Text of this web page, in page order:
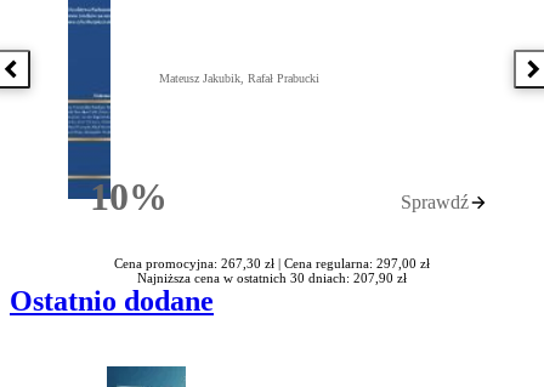
Poprzednia książka
10%Rabatu
Mateusz Jakubik, Rafał Prabucki
Sprawdź
Cena promocyjna: 267,30 zł | Cena regularna: 297,00 zł
Najniższa cena w ostatnich 30 dniach: 207,90 zł
Ostatnio dodane